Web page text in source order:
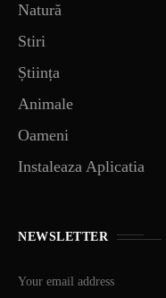
Natură
Stiri
Știința
Animale
Oameni
Instaleaza Aplicatia
NEWSLETTER